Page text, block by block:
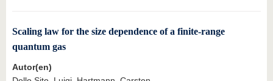
Scaling law for the size dependence of a finite-range
quantum gas
Autor(en)